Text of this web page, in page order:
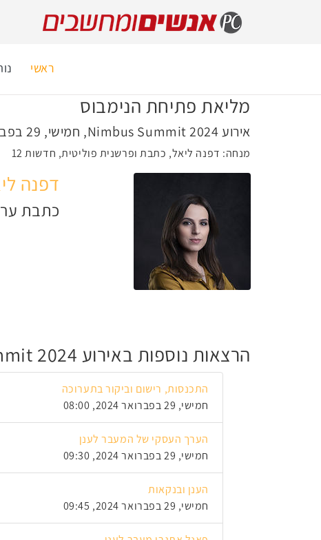
ראשי
מליאת פתיחת הנימבוס
אירוע Nimbus Summit 2024, חמישי, 29 בפברואר 2024, 09:25
מנחה: דפנה ליאל, כתבת ופרשנית פוליטית, חדשות 12
דפנה
כתבת ערוץ
הרצאות נוספות באירוע Nimbus Summit 2024
התכנסות, רישום וביקור בתערוכה
חמישי, 29 בפברואר 2024, 08:00
הערך העסקי של המעבר לענן
חמישי, 29 בפברואר 2024, 09:30
הענן ובנקאות
חמישי, 29 בפברואר 2024, 09:45